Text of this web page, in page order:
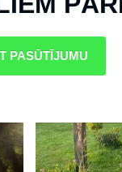
PASŪTĪJUMU